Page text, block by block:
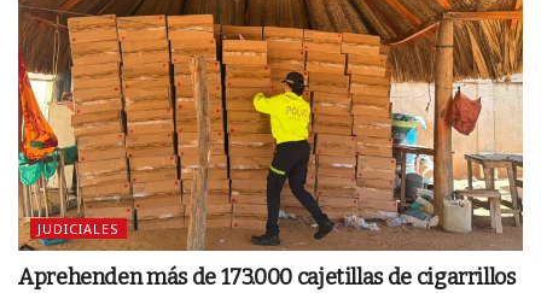
JUDICIALES
Aprehenden más de 173.000 cajetillas de cigarrillos